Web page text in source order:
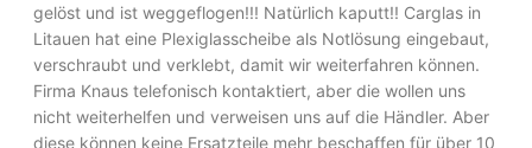
gelöst und ist weggeflogen!!! Natürlich kaputt!! Carglas in
Litauen hat eine Plexiglasscheibe als Notlösung eingebaut,
verschraubt und verklebt, damit wir weiterfahren können.
Firma Knaus telefonisch kontaktiert, aber die wollen uns
nicht weiterhelfen und verweisen uns auf die Händler. Aber
diese können keine Ersatzteile mehr beschaffen für über 10